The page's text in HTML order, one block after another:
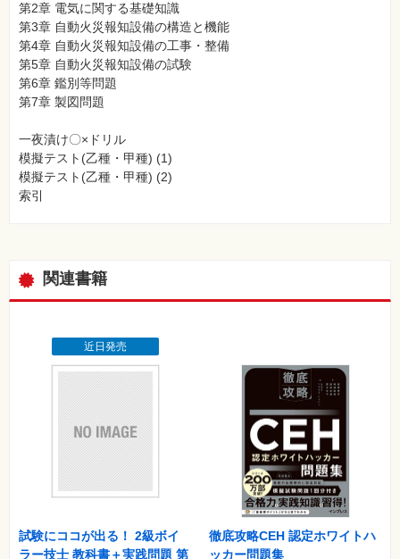
第2章 電気に関する基礎知識
第3章 自動火災報知設備の構造と機能
第4章 自動火災報知設備の工事・整備
第5章 自動火災報知設備の試験
第6章 鑑別等問題
第7章 製図問題
一夜漬け〇×ドリル
模擬テスト(乙種・甲種) (1)
模擬テスト(乙種・甲種) (2)
索引
関連書籍
近日発売
試験にココが出る！ 2級ボイ
ラー技士 教科書＋実践問題 第
徹底攻略CEH 認定ホワイトハ
ッカー問題集